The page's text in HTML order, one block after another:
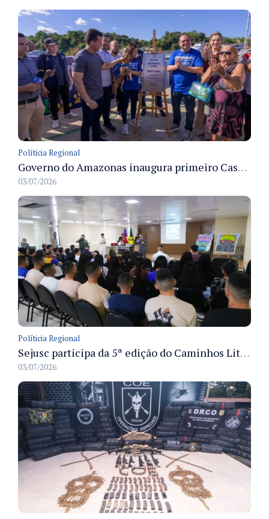
Políticia Regional
Governo do Amazonas inaugura primeiro Castramóvel Fluvial para atendimento veterinário às comunidades ribeirinhas e castração gratuita
03/07/2026
Políticia Regional
Sejusc participa da 5ª edição do Caminhos Literários com foco na cultura hip-hop nas unidades socioeducativas
03/07/2026